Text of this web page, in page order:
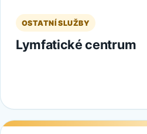
OSTATNÍ SLUŽBY
Lymfatické centrum